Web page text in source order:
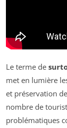
Le terme de
met en lumière
et préservation
nombre de
problématiques